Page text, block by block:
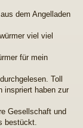
dem Angelladen
viel viel
für mein
Toll
inspriert haben zur
Gesellschaft und
bestückt.